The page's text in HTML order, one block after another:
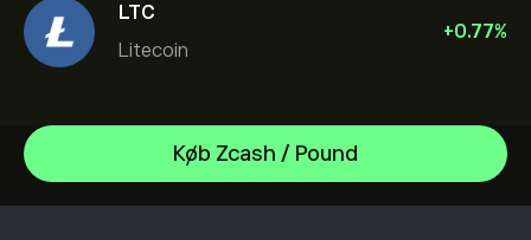
LTC
Litecoin
+0.77%
Køb Zcash / Pound
Hyperliquid
Bitcoin